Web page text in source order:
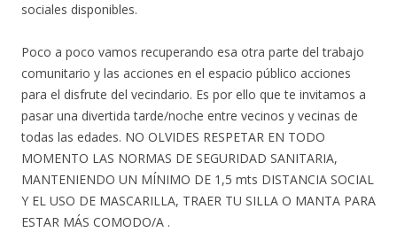
sociales disponibles.
Poco a poco vamos recuperando esa otra parte del trabajo
comunitario y las acciones en el espacio público acciones
para el disfrute del vecindario. Es por ello que te invitamos a
pasar una divertida tarde/noche entre vecinos y vecinas de
todas las edades. NO OLVIDES RESPETAR EN TODO
MOMENTO LAS NORMAS DE SEGURIDAD SANITARIA,
MANTENIENDO UN MÍNIMO DE 1,5 mts DISTANCIA SOCIAL
Y EL USO DE MASCARILLA, TRAER TU SILLA O MANTA PARA
ESTAR MÁS COMODO/A .